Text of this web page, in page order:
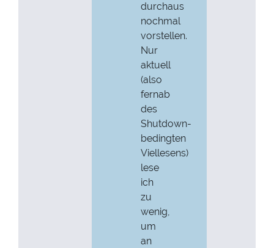
durchaus
nochmal
vorstellen.
Nur
aktuell
(also
fernab
des
Shutdown-
bedingten
Viellesens)
lese
ich
zu
wenig,
um
an